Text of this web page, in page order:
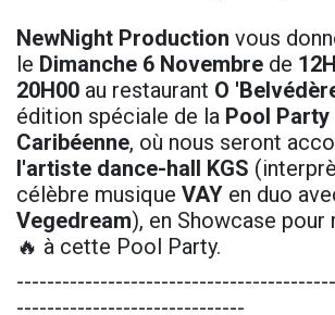
NewNight Production vous
le Dimanche 6 Novembre de
20H00 au restaurant O
édition spéciale de la Pool
Caribéenne, où nous seront
l'artiste dance-hall KGS
célèbre musique VAY en duo
Vegedream), en Showcase
🔥 à cette Pool Party.
------------------------------